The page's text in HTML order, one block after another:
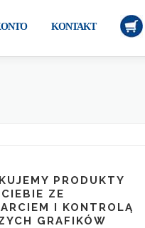
KONTAKT
PRODUKTY
ZE
I KONTROLĄ
GRAFIKÓW